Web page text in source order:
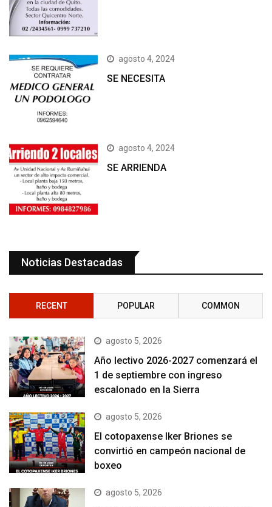
agosto 4, 2024
SE NECESITA
agosto 4, 2024
SE ARRIENDA
Noticias Destacadas
RECENT POPULAR COMMON
agosto 5, 2026
Año lectivo 2026-2027 comenzará el
1 de septiembre con ingreso
escalonado en la Sierra
agosto 5, 2026
El cotopaxense Iker Briones se
convirtió en campeón nacional de
boxeo
agosto 5, 2026